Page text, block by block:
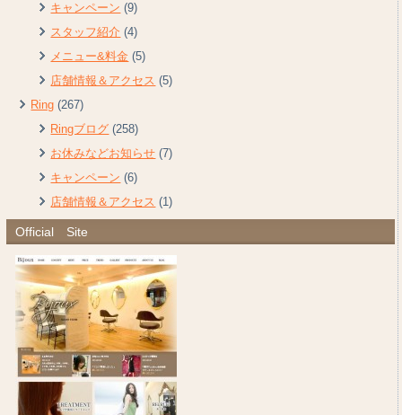
キャンペーン (9)
スタッフ紹介 (4)
メニュー&料金 (5)
店舗情報＆アクセス (5)
Ring (267)
Ringブログ (258)
お休みなどお知らせ (7)
キャンペーン (6)
店舗情報＆アクセス (1)
Official Site